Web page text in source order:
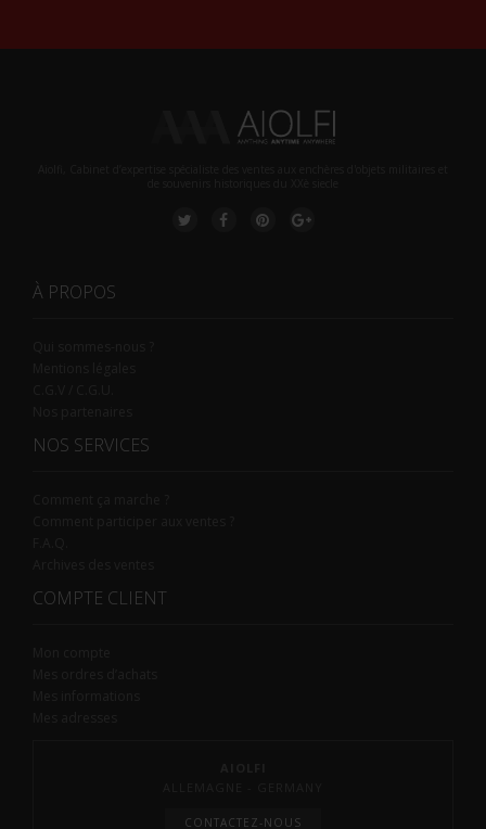
À PROPOS
NOS SERVICES
COMPTE CLIENT
CONTACTEZ-NOUS